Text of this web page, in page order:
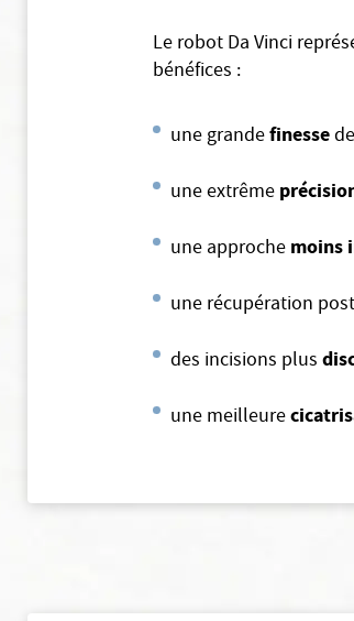
Le robot Da Vinci
bénéfices :
une grandefinesse
une extrême
une approche moins
une récupération
des incisions plus
une meilleure